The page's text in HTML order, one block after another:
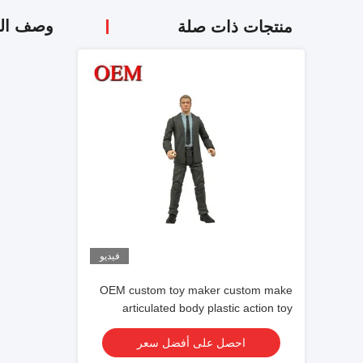
منتجات ذات صلة
فيديو
OEM custom toy maker custom make
articulated body plastic action toy
figures
احصل على أفضل سعر
وصف